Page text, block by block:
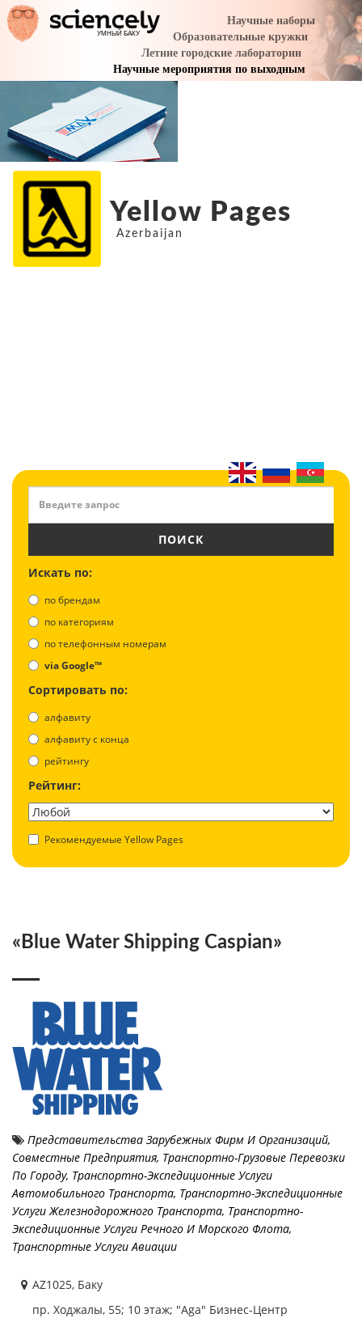
Yellow Pages
Azerbaijan
ПОИСК
Искать по:
по брендам
по категориям
по телефонным номерам
via Google™
Сортировать по:
алфавиту
aлфавиту с конца
рейтингу
Рейтинг:
Рекомендуемые Yellow Pages
«Blue Water Shipping Caspian»
Представительства Зарубежных Фирм И Организаций,
Совместные Предприятия, Транспортно-Грузовые Перевозки
По Городу, Транспортно-Экспедиционные Услуги
Автомобильного Транспорта, Транспортно-Экспедиционные
Услуги Железнодорожного Транспорта, Транспортно-
Экспедиционные Услуги Речного И Морского Флота,
Транспортные Услуги Авиации
AZ1025, Баку
пр. Ходжалы, 55; 10 этаж; "Aga" Бизнес-Центр